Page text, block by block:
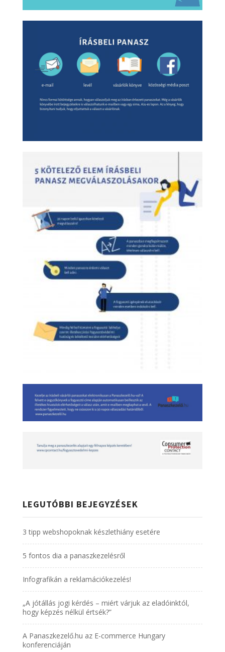
LEGUTÓBBI BEJEGYZÉSEK
3 tipp webshopoknak készlethiány esetére
5 fontos dia a panaszkezelésről
Infografikán a reklamációkezelés!
„A jótállás jogi kérdés – miért várjuk az eladóinktól,
hogy képzés nélkül értsék?”
A Panaszkezelő.hu az E-commerce Hungary
konferenciáján